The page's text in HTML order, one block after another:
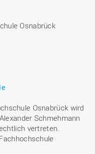
Osnabrück
Osnabrück wird
Schmehmann
vertreten.